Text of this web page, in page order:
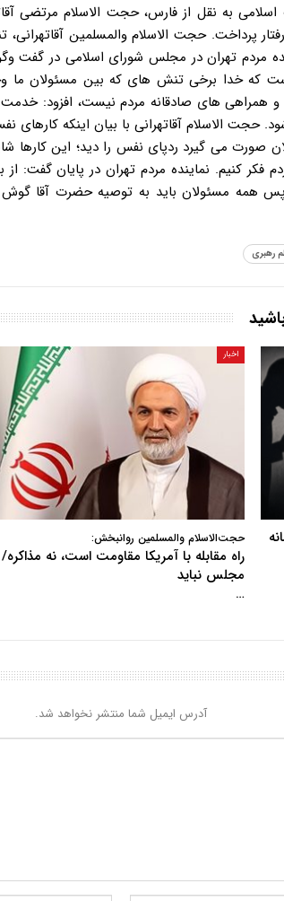
به نقل از فارس، حجت الاسلام مرتضی
پرداخت. حجت الاسلام والمسلمین
مردم تهران در مجلس شورای اسلامی در گفت
که خدا برخی تنش های که بین مسئولان ما
همراهی های صادقانه مردم نیست، افزود: خدمت
حجت الاسلام آقاتهرانی با بیان اینکه
صورت می گیرد ردپای نفس را دید؛ این کارها
کنیم. نماینده مردم تهران در پایان گفت:
همه مسئولان باید به توصیه حضرت آقا گوش
رهبری
اخبار
حجت‌الاسلام والمسلمین روانبخش:
راه مقابله با آمریکا مقاومت است، نه مذاکره/
مجلس نباید
…
آدرس ایمیل شما منتشر نخواهد شد.